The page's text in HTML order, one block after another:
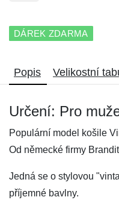
DÁREK ZDARMA
Popis Velikostní
Určení: Pro
Populární model košile
Od německé firmy
Jedná se o stylovou
příjemné bavlny.